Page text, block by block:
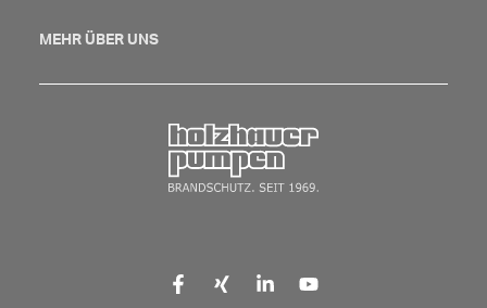
MEHR ÜBER UNS
Zurück zur Startseite